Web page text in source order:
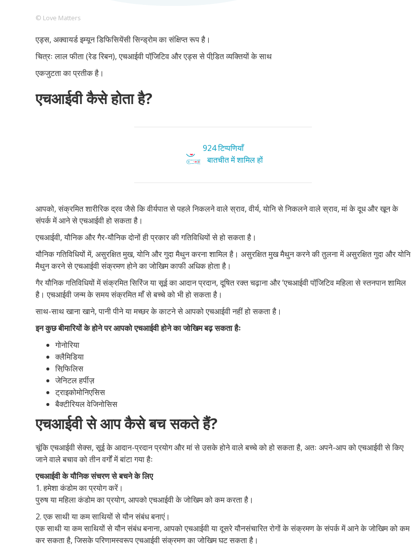
Footer
Company
हमारे सिद्धांत Just Poocho संपर्क करें
© Love Matters
एड्स, अक्वायर्ड इम्यून डिफिसियेंसी सिन्ड्रोम का संक्षिप्त रूप है।
चित्रः लाल फीता (रेड रिबन), एचआईवी पॉजि़टिव और एड्स से पीडि़त व्यक्तियों के साथ
एकजुटता का प्रतीक है।
एचआईवी कैसे होता है?
924 टिप्पणियाँ
बातचीत में शामिल हों
आपको, संक्रमित शारीरिक द्रव जैसे कि वीर्यपात से पहले निकलने वाले स्राव, वीर्य, योनि से निकलने वाले स्राव, मां के दूध और खून के
संपर्क में आने से एचआईवी हो सकता है।
एचआईवी, यौनिक और गैर-यौनिक दोनों ही प्रकार की गतिविधियों से हो सकता है।
यौनिक गतिविधियों में, असुरक्षित मुख, योनि और गुदा मैथुन करना शामिल है। असुरक्षित मुख मैथुन करने की तुलना में असुरक्षित गुदा और योनि
मैथुन करने से एचआईवी संक्रमण होने का जोखिम काफी अधिक होता है।
गैर यौनिक गतिविधियों में संक्रमित सिरिंज या सूई का आदान प्रदान, दूषित रक्त चढ़ाना और ’एचआईवी पॉजि़टिव महिला से स्तनपान शामिल
है। एचआईवी जन्म के समय संक्रमित माँ से बच्चे को भी हो सकता है।
साथ-साथ खाना खाने, पानी पीने या मच्छर के काटने से आपको एचआईवी नहीं हो सकता है।
इन कुछ बीमारियों के होने पर आपको एचआईवी होने का जोखिम बढ़ सकता हैः
गोनोरिया
क्लैमिडिया
सिफि़लिस
जेनिटल हर्पीज़
ट्राइकोमोनिएसिस
बैक्टीरियल वेजिनोसिस
एचआईवी से आप कैसे बच सकते हैं?
चूंकि एचआईवी सेक्स, सूई के आदान-प्रदान प्रयोग और मां से उसके होने वाले बच्चे को हो सकता है, अतः अपने-आप को एचआईवी से किए
जाने वाले बचाव को तीन वर्गों में बांटा गया हैः
एचआईवी के यौनिक संचरण से बचने के लिए
1. हमेशा कंडोम का प्रयोग करें।
पुरुष या महिला कंडोम का प्रयोग, आपको एचआईवी के जोखिम को कम करता है।
2. एक साथी या कम साथियों से यौन संबंध बनाएं।
एक साथी या कम साथियों से यौन संबंध बनाना, आपको एचआईवी या दूसरे यौनसंचारित रोगों के संक्रमण के संपर्क में आने के जोखिम को कम
कर सकता है, जिसके परिणामस्वरूप एचआईवी संक्रमण का जोखिम घट सकता है।